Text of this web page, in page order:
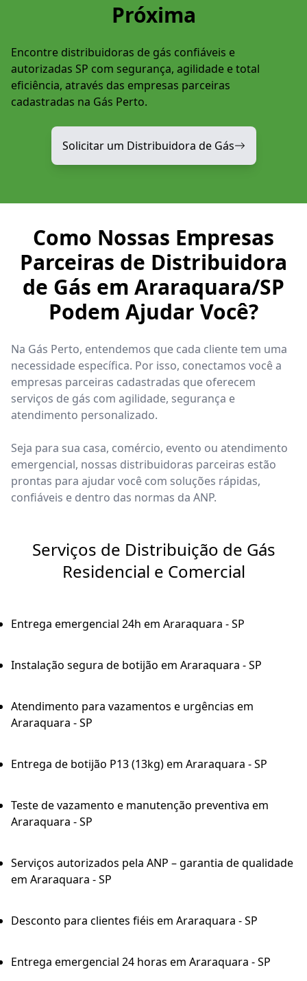
Próxima
Encontre distribuidoras de gás confiáveis e
autorizadas SP com segurança, agilidade e total
eficiência, através das empresas parceiras
cadastradas na Gás Perto.
Solicitar um Distribuidora de Gás
Como Nossas Empresas
Parceiras de Distribuidora
de Gás em Araraquara/SP
Podem Ajudar Você?
Na Gás Perto, entendemos que cada cliente tem uma
necessidade específica. Por isso, conectamos você a
empresas parceiras cadastradas que oferecem
serviços de gás com agilidade, segurança e
atendimento personalizado.
Seja para sua casa, comércio, evento ou atendimento
emergencial, nossas distribuidoras parceiras estão
prontas para ajudar você com soluções rápidas,
confiáveis e dentro das normas da ANP.
Serviços de Distribuição de Gás
Residencial e Comercial
Entrega emergencial 24h em Araraquara - SP
Instalação segura de botijão em Araraquara - SP
Atendimento para vazamentos e urgências em
Araraquara - SP
Entrega de botijão P13 (13kg) em Araraquara - SP
Teste de vazamento e manutenção preventiva em
Araraquara - SP
Serviços autorizados pela ANP – garantia de qualidade
em Araraquara - SP
Desconto para clientes fiéis em Araraquara - SP
Entrega emergencial 24 horas em Araraquara - SP